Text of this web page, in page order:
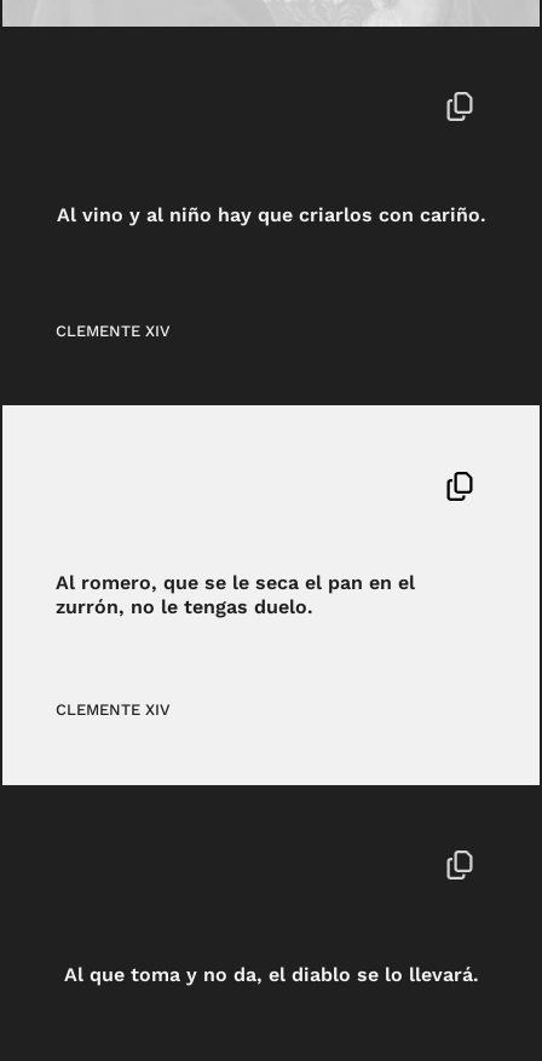
Al vino y al niño hay que criarlos con cariño.
CLEMENTE XIV
Al romero, que se le seca el pan en el
zurrón, no le tengas duelo.
CLEMENTE XIV
Al que toma y no da, el diablo se lo llevará.